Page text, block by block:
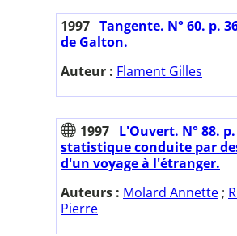
1997 Tangente. N° 60. p.
de Galton.
Auteur : Flament Gilles
1997 L'Ouvert. N° 88.
statistique conduite par
d'un voyage à l'étranger.
Auteurs : Molard Annette ;
Pierre